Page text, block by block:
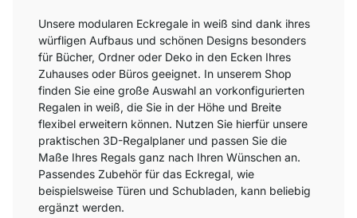
Unsere modularen Eckregale in weiß sind dank ihres
würfligen Aufbaus und schönen Designs besonders
für Bücher, Ordner oder Deko in den Ecken Ihres
Zuhauses oder Büros geeignet. In unserem Shop
finden Sie eine große Auswahl an vorkonfigurierten
Regalen in weiß, die Sie in der Höhe und Breite
flexibel erweitern können. Nutzen Sie hierfür unsere
praktischen 3D-Regalplaner und passen Sie die
Maße Ihres Regals ganz nach Ihren Wünschen an.
Passendes Zubehör für das Eckregal, wie
beispielsweise Türen und Schubladen, kann beliebig
ergänzt werden.